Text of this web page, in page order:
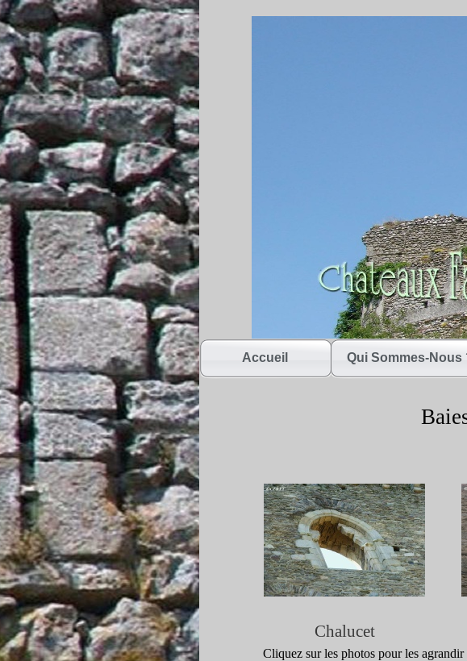
Accueil Qui Sommes-Nous
Cliquez sur les photos pour les
Chalucet